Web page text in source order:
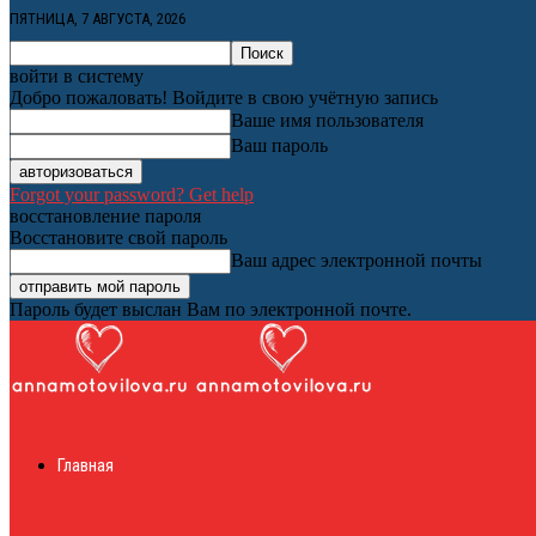
ПЯТНИЦА, 7 АВГУСТА, 2026
войти в систему
Добро пожаловать! Войдите в свою учётную запись
Ваше имя пользователя
Ваш пароль
Forgot your password? Get help
восстановление пароля
Восстановите свой пароль
Ваш адрес электронной почты
Пароль будет выслан Вам по электронной почте.
Главная